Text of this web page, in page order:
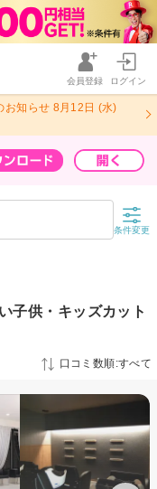
会員登録 ログイン
お知らせ 8月12日 (水)
条件変更
子供・キッズカット
口コミ数順:すべて